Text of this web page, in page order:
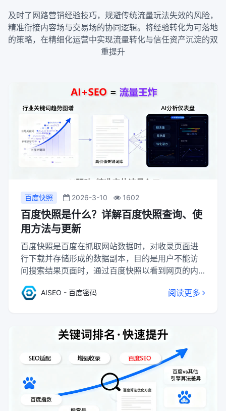
及时了网路营销经验技巧，规避传统流量玩法失效的风险，
精准衔接内容场与交易场的协同逻辑。将经验转化为可落地
的策略，在精细化运营中实现流量转化与信任资产沉淀的双
重提升
百度快照 2026-3-10 1602
百度快照是什么？详解百度快照查询、使
用方法与更新
百度快照是百度在抓取网站数据时，对收录页面进
行下载并存储形成的数据副本，目的是用户不能访
问搜索结果页面时，通过百度快照以看到网页的内
户提供目标网站内容查看服务。
AISEO - 百度密码 阅读更多